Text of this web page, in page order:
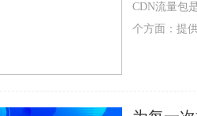
CDN流量包
个方面：提